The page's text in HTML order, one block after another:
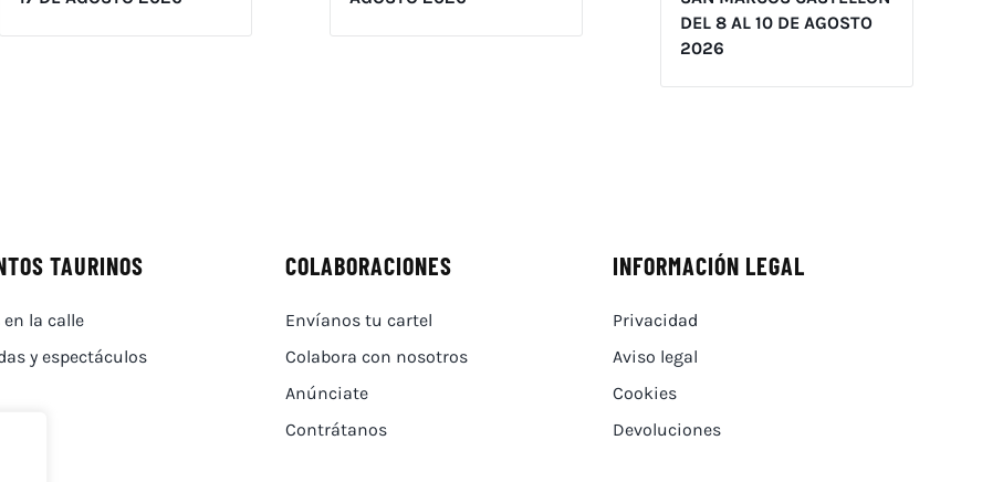
DEL 8 AL 10 DE AGOSTO
2026
TAURINOS
en la calle
y espectáculos
COLABORACIONES
Envíanos tu cartel
Colabora con nosotros
Anúnciate
Contrátanos
INFORMACIÓN LEGAL
Privacidad
Aviso legal
Cookies
Devoluciones